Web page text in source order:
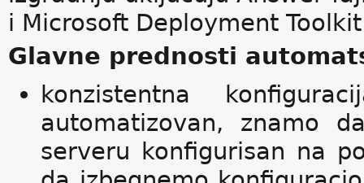
i Microsoft Deployment
Glavne prednosti
konzistentna
automatizovan, znamo
serveru konfigurisan na